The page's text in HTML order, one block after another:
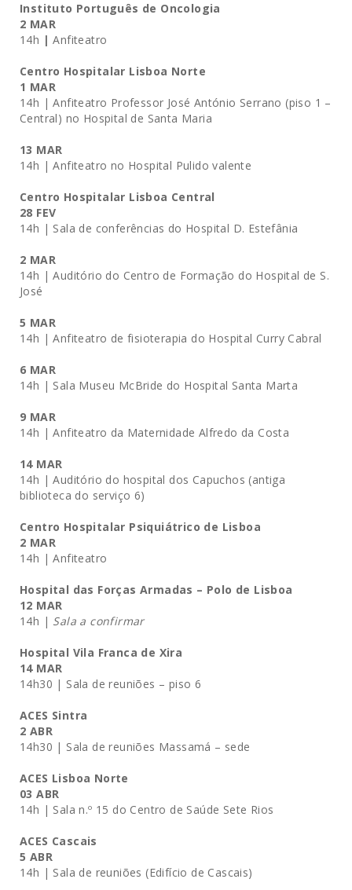
Instituto Português de Oncologia
2 MAR
14h |Anfiteatro
Centro Hospitalar Lisboa Norte
1 MAR
14h | Anfiteatro Professor José António Serrano (piso 1 –
Central) no Hospital de Santa Maria
13 MAR
14h | Anfiteatro no Hospital Pulido valente
Centro Hospitalar Lisboa Central
28 FEV
14h | Sala de conferências do Hospital D. Estefânia
2 MAR
14h | Auditório do Centro de Formação do Hospital de S.
José
5 MAR
14h | Anfiteatro de fisioterapia do Hospital Curry Cabral
6 MAR
14h | Sala Museu McBride do Hospital Santa Marta
9 MAR
14h | Anfiteatro da Maternidade Alfredo da Costa
14 MAR
14h | Auditório do hospital dos Capuchos (antiga
biblioteca do serviço 6)
Centro Hospitalar Psiquiátrico de Lisboa
2 MAR
14h | Anfiteatro
Hospital das Forças Armadas – Polo de Lisboa
12 MAR
14h | Sala a confirmar
Hospital Vila Franca de Xira
14 MAR
14h30 | Sala de reuniões – piso 6
ACES Sintra
2 ABR
14h30 | Sala de reuniões Massamá – sede
ACES Lisboa Norte
03 ABR
14h | Sala n.º 15 do Centro de Saúde Sete Rios
ACES Cascais
5 ABR
14h | Sala de reuniões (Edifício de Cascais)